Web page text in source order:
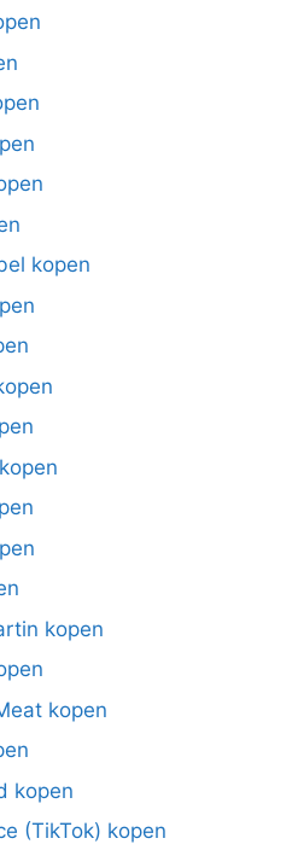
kopen
kopen
kopen
kopen
(TikTok) kopen